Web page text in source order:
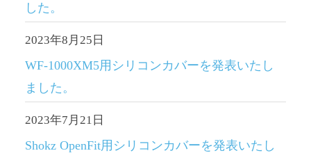
した。
WF-1000XM5用シリコンカバーを発表いたし
ました。
2023年8月25日
Shokz OpenFit用シリコンカバーを発表いたし
2023年7月21日